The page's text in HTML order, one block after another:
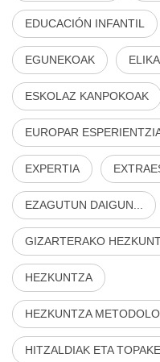
EDUCACIÓN INFANTIL
EGUNEKOAK
ESKOLAZ KANPOKOAK
EUROPAR
EXPERTIA
EZAGUTUN DAIGUN...
GIZARTERAKO
HEZKUNTZA
HEZKUNTZA
HITZALDIAK ETA